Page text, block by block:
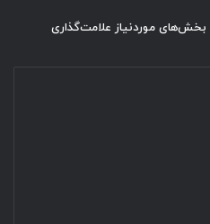
بخش‌های موردنیاز علامت‌گذاری